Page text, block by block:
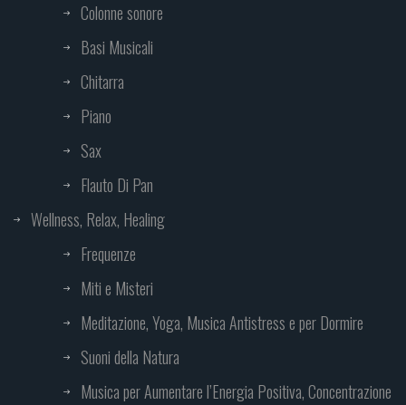
Colonne sonore
Basi Musicali
Chitarra
Piano
Sax
Flauto Di Pan
Wellness, Relax, Healing
Frequenze
Miti e Misteri
Meditazione, Yoga, Musica Antistress e per Dormire
Suoni della Natura
Musica per Aumentare l’Energia Positiva, Concentrazione